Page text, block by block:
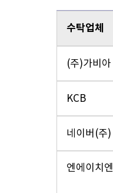
수탁업체
(주)가비아
KCB
네이버(주)
엔에이치